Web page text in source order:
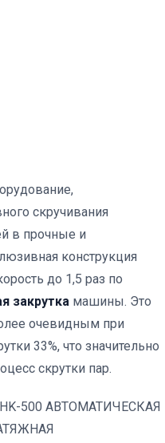
скручивания
в прочные и
конструкция
до 1,5 раз по
закрутка машины. Это
очевидным при
33%, что значительно
скрутки пар.